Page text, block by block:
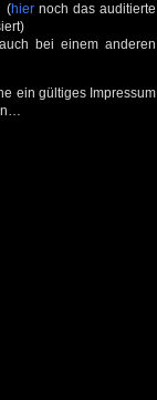
(hiernoch das auditierte
bei einem anderen
ein gültiges Impressum